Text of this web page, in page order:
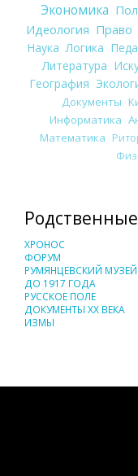
Экономика
Идеология Право
Наука Логика
Литература
География
Документы
Информатика
Математика
ХРОНОС
ФОРУМ
РУМЯНЦЕВСКИЙ МУЗЕЙ
ДО 1917 ГОДА
РУССКОЕ ПОЛЕ
ДОКУМЕНТЫ XX ВЕКА
ИЗМЫ